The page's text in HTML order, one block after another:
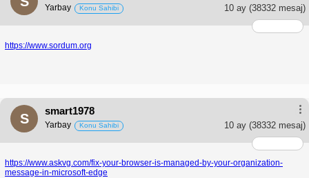
10 ay (38332 mesaj)
Yarbay Konu Sahibi
https://www.sordum.org
S
smart1978
10 ay (38332 mesaj)
Yarbay Konu Sahibi
https://www.askvg.com/fix-your-browser-is-managed-by-your-organization-
message-in-microsoft-edge